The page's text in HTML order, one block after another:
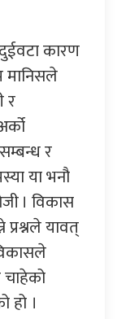
कारण
मानिसले
र
र
या भनौ
। विकास
यावत्
हो ।